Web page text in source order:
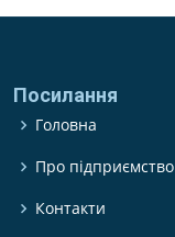
Посилання
Головна
Про підприємство
Контакти